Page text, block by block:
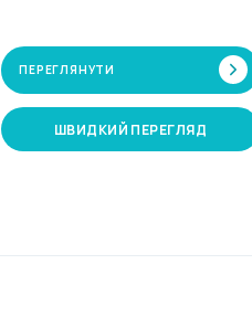
ПЕРЕГЛЯНУТИ
ШВИДКИЙ ПЕРЕГЛЯД